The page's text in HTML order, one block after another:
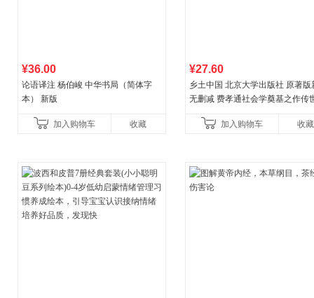
¥36.00
论语译注 杨伯峻 中华书局（简体字
本） 新版
加入购物车 收藏
¥27.60
乡土中国 北京大学出版社 原著版
无删减 费孝通社会学奠基之作传
加入购物车 收藏